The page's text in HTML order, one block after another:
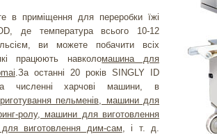
в приміщення для переробки їжі
де температура всього 10-12
ви можете побачити всіх
які працюють навколомашина для
.За останні 20 років SINGLY ID
численні харчові машини, в
пельменів, машини для
ролу, машини для виготовлення
виготовлення дим-сам, і т. д.